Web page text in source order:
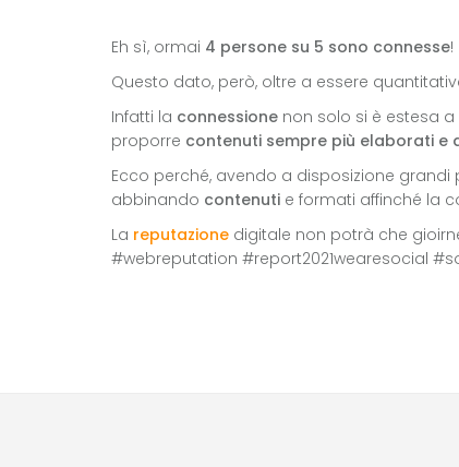
Eh sì, ormai 4 persone su 5 sono connesse!
Questo dato, però, oltre a essere
Infatti la connessione non solo si è estesa
proporre contenuti sempre più elaborati e
Ecco perché, avendo a disposizione
abbinando contenuti e formati affinché la
La reputazione digitale non potrà che
#webreputation #report2021wearesocial